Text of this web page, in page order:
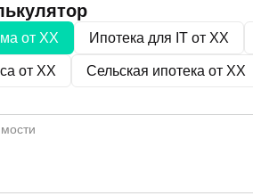
от XX Ипотека для IT от XX
от XX Сельская ипотека от XX